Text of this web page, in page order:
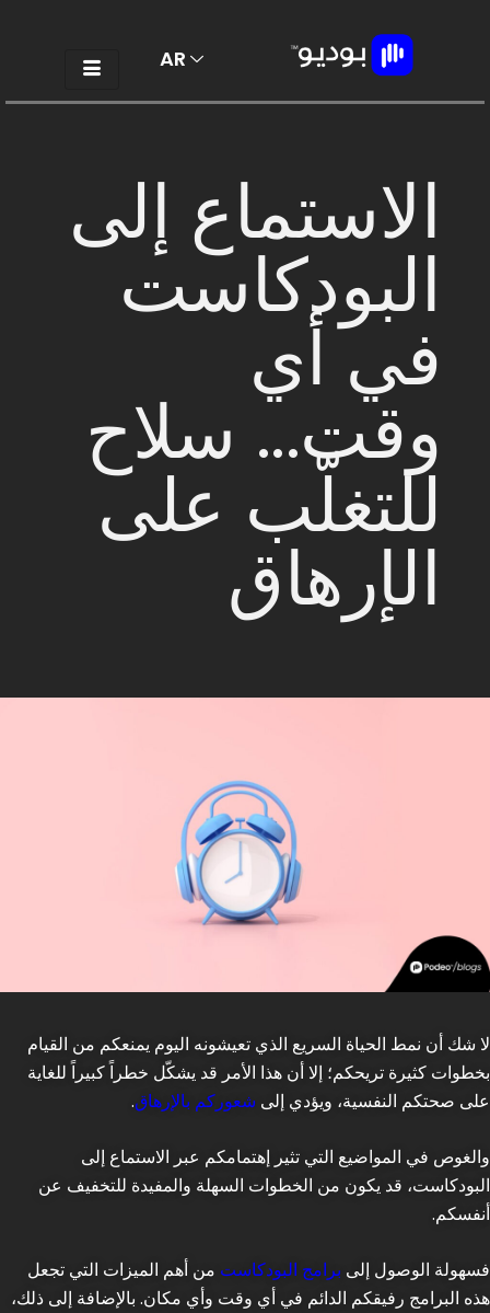
AR
الاستماع إلى
البودكاست
في أي
وقت... سلاح
للتغلّب على
الإرهاق
لا شك أن نمط الحياة السريع الذي تعيشونه اليوم يمنعكم من القيام
بخطوات كثيرة تريحكم؛ إلا أن هذا الأمر قد يشكّل خطراً كبيراً للغاية
على صحتكم النفسية، ويؤدي إلى شعوركم بالإرهاق.
والغوص في المواضيع التي تثير إهتمامكم عبر الاستماع إلى
البودكاست، قد يكون من الخطوات السهلة والمفيدة للتخفيف عن
أنفسكم.
فسهولة الوصول إلى برامج البودكاست من أهم الميزات التي تجعل
هذه البرامج رفيقكم الدائم في أي وقت وأي مكان. بالإضافة إلى ذلك،